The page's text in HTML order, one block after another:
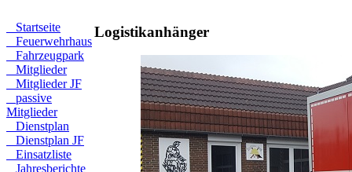
Startseite
Feuerwehrhaus
Fahrzeugpark
Mitglieder
Mitglieder JF
passive
Mitglieder
Dienstplan
Dienstplan JF
Einsatzliste
Jahresberichte
Logistikanhänger